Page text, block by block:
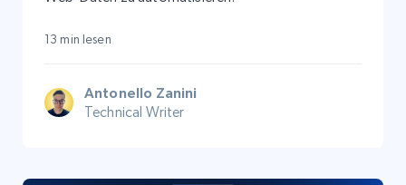
13 min lesen
Antonello Zanini
Technical Writer